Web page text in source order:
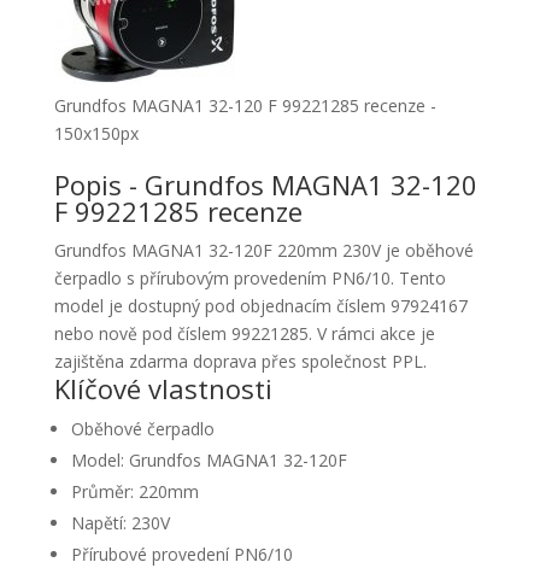
Grundfos MAGNA1 32-120 F 99221285 recenze -
150x150px
Popis - Grundfos MAGNA1 32-120
F 99221285 recenze
Grundfos MAGNA1 32-120F 220mm 230V je oběhové
čerpadlo s přírubovým provedením PN6/10. Tento
model je dostupný pod objednacím číslem 97924167
nebo nově pod číslem 99221285. V rámci akce je
zajištěna zdarma doprava přes společnost PPL.
Klíčové vlastnosti
Oběhové čerpadlo
Model: Grundfos MAGNA1 32-120F
Průměr: 220mm
Napětí: 230V
Přírubové provedení PN6/10